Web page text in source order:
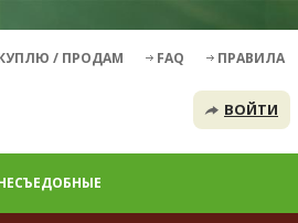
/ ПРОДАМ FAQ ПРАВИЛА
ВОЙТИ